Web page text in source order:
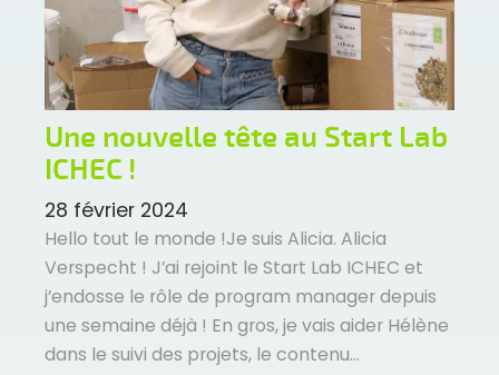
Une nouvelle tête au Start Lab
ICHEC !
28 février 2024
Hello tout le monde !Je suis Alicia. Alicia
Verspecht ! J’ai rejoint le Start Lab ICHEC et
j’endosse le rôle de program manager depuis
une semaine déjà ! En gros, je vais aider Hélène
dans le suivi des projets, le contenu...